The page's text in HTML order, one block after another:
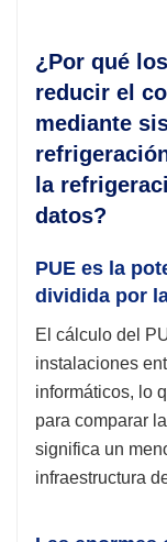
¿Por qué
reducir el
mediante
la
datos?
PUE es la
dividida por
El cálculo del
instalaciones
informáticos, lo
para comparar
significa un
infraestructura